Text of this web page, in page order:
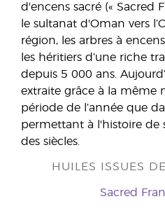
d'encens sacré (« Sacred
le sultanat d'Oman vers
région, les arbres à
les héritiers d’une riche
depuis 5 000 ans.
extraite grâce à la même
période de l’année que
permettant à l'histoire de
des siècles.
HUILES ISSUES
Sacred